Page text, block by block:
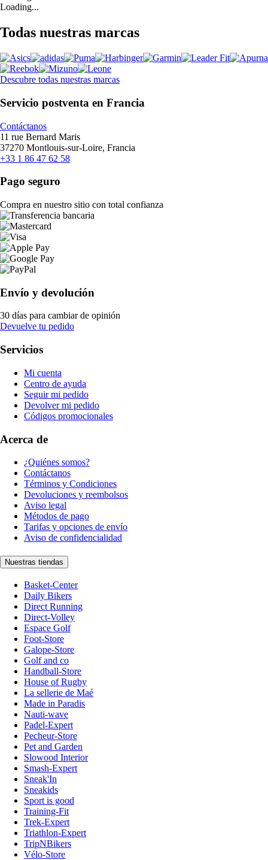
Loading...
Todas nuestras marcas
Descubre todas nuestras marcas
Servicio postventa en Francia
Contáctanos
11 rue Bernard Maris
37270 Montlouis-sur-Loire, Francia
+33 1 86 47 62 58
Pago seguro
Compra en nuestro sitio con total confianza
Envío y devolución
30 días para cambiar de opinión
Devuelve tu pedido
Servicios
Mi cuenta
Centro de ayuda
Seguir mi pedido
Devolver mi pedido
Códigos promocionales
Acerca de
¿Quiénes somos?
Contáctanos
Términos y Condiciones
Devoluciones y reembolsos
Aviso legal
Métodos de pago
Tarifas y opciones de envío
Aviso de confidencialidad
Nuestras tiendas
Basket-Center
Daily Bikers
Direct Running
Direct-Volley
Espace Golf
Foot-Store
Galope-Store
Golf and co
Handball-Store
House of Rugby
La sellerie de Maé
Made in Paradis
Nauti-wave
Padel-Expert
Pecheur-Store
Pet and Garden
Slowood Interior
Smash-Expert
Sneak'In
Sneakids
Sport is good
Training-Fit
Trek-Expert
Triathlon-Expert
TripNBikers
Vélo-Store